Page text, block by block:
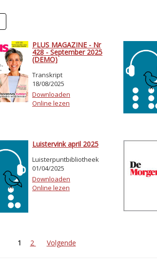
PLUS MAGAZINE - Nr
428 - September 2025
(DEMO)
Transkript
18/08/2025
Downloaden
Online lezen
Luistervink april 2025
Luisterpuntbibliotheek
01/04/2025
Downloaden
Online lezen
1 2 Volgende